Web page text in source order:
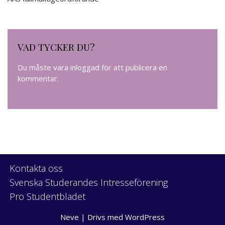
VAD TYCKER DU?
Du måste vara inloggad för att publicera en
kommentar.
Kontakta oss
Svenska Studerandes Intresseförening
Pro Studentbladet
Neve | Drivs med WordPress